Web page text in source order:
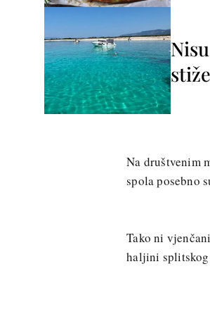
Na društvenim
spola posebno
Tako ni
haljini